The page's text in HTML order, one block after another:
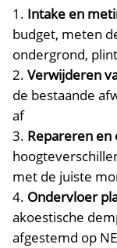
Intake en
budget, meten
ondergrond,
Verwijderen
de bestaande
af
Repareren en
met de juiste
Ondervloer
akoestische
afgestemd op